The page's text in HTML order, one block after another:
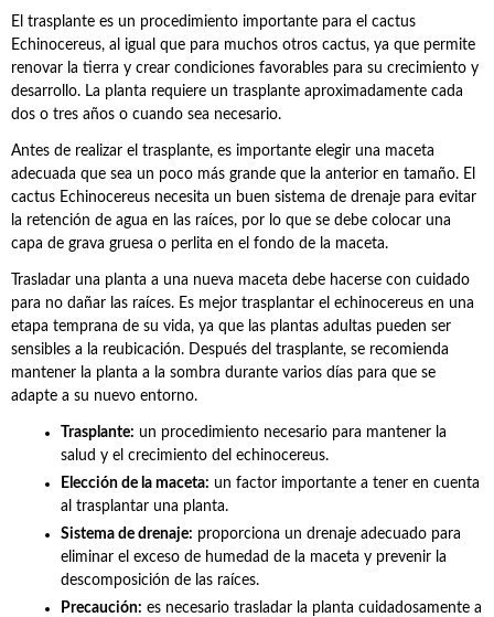
El trasplante es un procedimiento importante para el cactus
Echinocereus, al igual que para muchos otros cactus, ya que permite
renovar la tierra y crear condiciones favorables para su crecimiento y
desarrollo. La planta requiere un trasplante aproximadamente cada
dos o tres años o cuando sea necesario.
Antes de realizar el trasplante, es importante elegir una maceta
adecuada que sea un poco más grande que la anterior en tamaño. El
cactus Echinocereus necesita un buen sistema de drenaje para evitar
la retención de agua en las raíces, por lo que se debe colocar una
capa de grava gruesa o perlita en el fondo de la maceta.
Trasladar una planta a una nueva maceta debe hacerse con cuidado
para no dañar las raíces. Es mejor trasplantar el echinocereus en una
etapa temprana de su vida, ya que las plantas adultas pueden ser
sensibles a la reubicación. Después del trasplante, se recomienda
mantener la planta a la sombra durante varios días para que se
adapte a su nuevo entorno.
Trasplante: un procedimiento necesario para mantener la
salud y el crecimiento del echinocereus.
Elección de la maceta: un factor importante a tener en cuenta
al trasplantar una planta.
Sistema de drenaje: proporciona un drenaje adecuado para
eliminar el exceso de humedad de la maceta y prevenir la
descomposición de las raíces.
Precaución: es necesario trasladar la planta cuidadosamente a